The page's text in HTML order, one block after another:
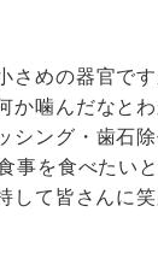
めの器官で
か噛んだなと
シング・歯石
事を食べたい
して皆さんに